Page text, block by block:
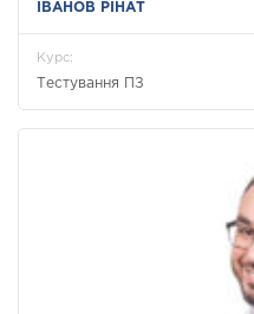
ІВАНОВ РІНАТ
Курс:
Тестування ПЗ